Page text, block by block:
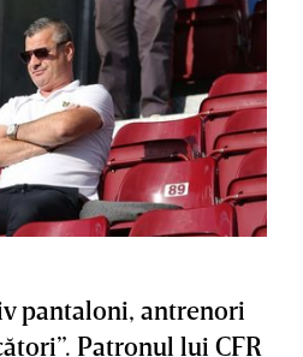
pantaloni, antrenori
Patronul lui CFR